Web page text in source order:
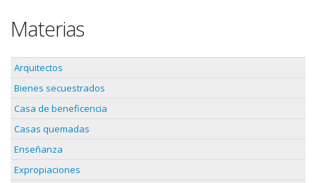
Materias
Arquitectos
Bienes secuestrados
Casa de beneficencia
Casas quemadas
Enseñanza
Expropiaciones